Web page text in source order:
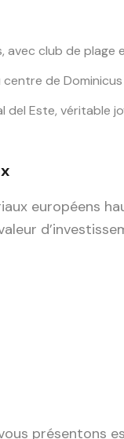
avec club de plage
de
del Este, véritable
européens
présentons